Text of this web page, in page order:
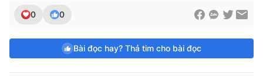
0 0
Bài đọc hay? Thả tim cho bài đọc